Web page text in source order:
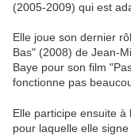
(2005-2009) qui est
Elle joue son dernier
Bas" (2008) de Jean-
Baye pour son film
fonctionne pas
Elle participe ensuite
pour laquelle elle